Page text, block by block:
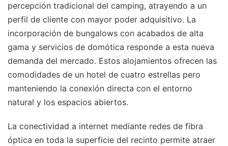
percepción tradicional del camping, atrayendo a un
perfil de cliente con mayor poder adquisitivo. La
incorporación de bungalows con acabados de alta
gama y servicios de domótica responde a esta nueva
demanda del mercado. Estos alojamientos ofrecen las
comodidades de un hotel de cuatro estrellas pero
manteniendo la conexión directa con el entorno
natural y los espacios abiertos.
La conectividad a internet mediante redes de fibra
óptica en toda la superficie del recinto permite atraer